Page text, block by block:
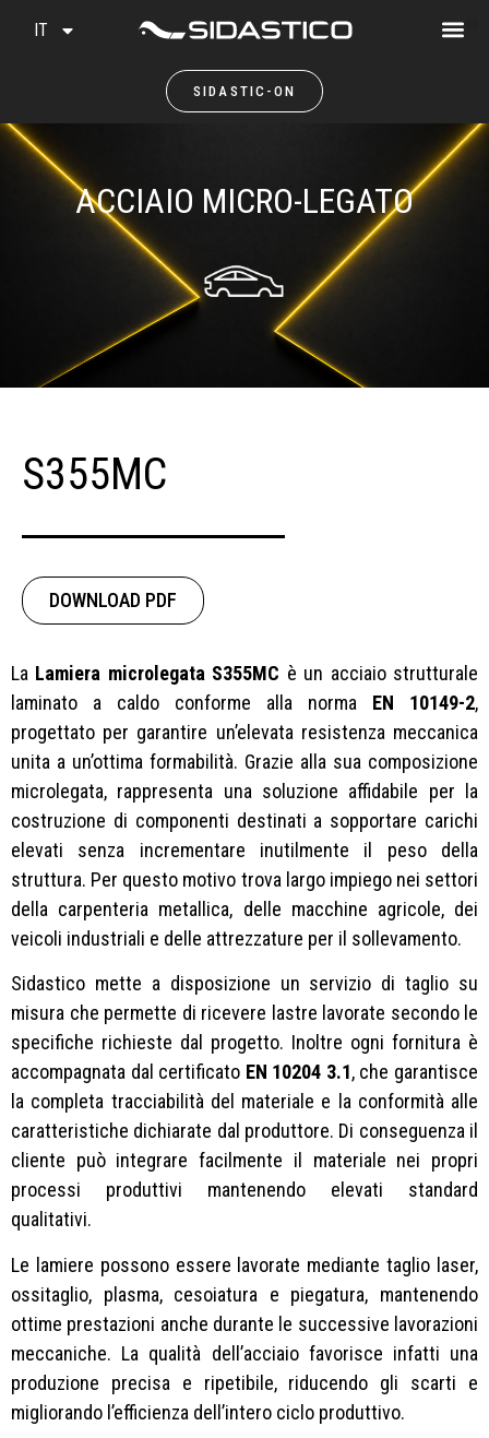
SIDASTIC-ON
IT
ACCIAIO MICRO-LEGATO
S355MC
DOWNLOAD PDF
La Lamiera microlegata S355MC è un acciaio strutturale
laminato a caldo conforme alla norma EN 10149-2,
progettato per garantire un’elevata resistenza meccanica
unita a un’ottima formabilità. Grazie alla sua composizione
microlegata, rappresenta una soluzione affidabile per la
costruzione di componenti destinati a sopportare carichi
elevati senza incrementare inutilmente il peso della
struttura. Per questo motivo trova largo impiego nei settori
della carpenteria metallica, delle macchine agricole, dei
veicoli industriali e delle attrezzature per il sollevamento.
Sidastico mette a disposizione un servizio di taglio su
misura che permette di ricevere lastre lavorate secondo le
specifiche richieste dal progetto. Inoltre ogni fornitura è
accompagnata dal certificato EN 10204 3.1, che garantisce
la completa tracciabilità del materiale e la conformità alle
caratteristiche dichiarate dal produttore. Di conseguenza il
cliente può integrare facilmente il materiale nei propri
processi produttivi mantenendo elevati standard
qualitativi.
Le lamiere possono essere lavorate mediante taglio laser,
ossitaglio, plasma, cesoiatura e piegatura, mantenendo
ottime prestazioni anche durante le successive lavorazioni
meccaniche. La qualità dell’acciaio favorisce infatti una
produzione precisa e ripetibile, riducendo gli scarti e
migliorando l’efficienza dell’intero ciclo produttivo.